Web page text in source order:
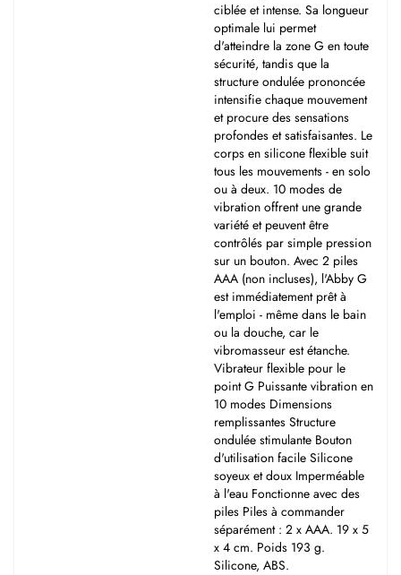
ciblée et intense. Sa longueur
optimale lui permet
d'atteindre la zone G en toute
sécurité, tandis que la
structure ondulée prononcée
intensifie chaque mouvement
et procure des sensations
profondes et satisfaisantes. Le
corps en silicone flexible suit
tous les mouvements - en solo
ou à deux. 10 modes de
vibration offrent une grande
variété et peuvent être
contrôlés par simple pression
sur un bouton. Avec 2 piles
AAA (non incluses), l'Abby G
est immédiatement prêt à
l'emploi - même dans le bain
ou la douche, car le
vibromasseur est étanche.
Vibrateur flexible pour le
point G Puissante vibration en
10 modes Dimensions
remplissantes Structure
ondulée stimulante Bouton
d'utilisation facile Silicone
soyeux et doux Imperméable
à l'eau Fonctionne avec des
piles Piles à commander
séparément : 2 x AAA. 19 x 5
x 4 cm. Poids 193 g.
Silicone, ABS.